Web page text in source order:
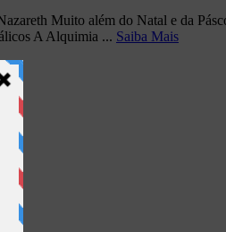
Muito além do Natal e da
A Alquimia ... Saiba Mais